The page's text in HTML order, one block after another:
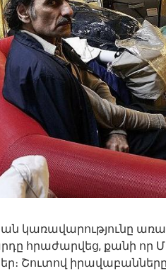
կառավարությունը
հրաժարվեց, քանի որ
Շուտով